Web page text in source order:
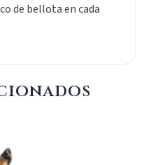
de bellota en cada